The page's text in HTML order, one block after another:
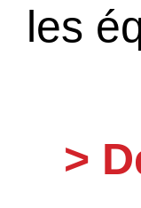
les
>